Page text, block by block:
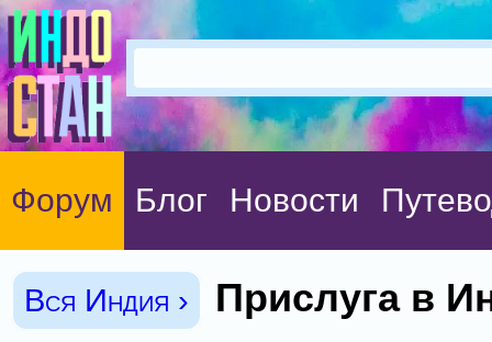
Форум Блог Новости
Вся Индия › Прислуга в